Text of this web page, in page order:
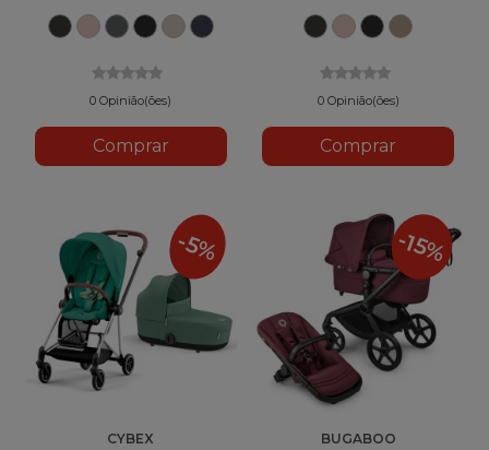
PretoTaupe
Deserto
Floresta
Preto
meia-
Taupe
deserto
Azul
0 Opinião(ões)
Comprar
PretoTaupe
Deserto
Preto
meia-
Bege
deserto
0 Opinião(ões)
Comprar
CYBEX
-5%
BUGABOO
-15%